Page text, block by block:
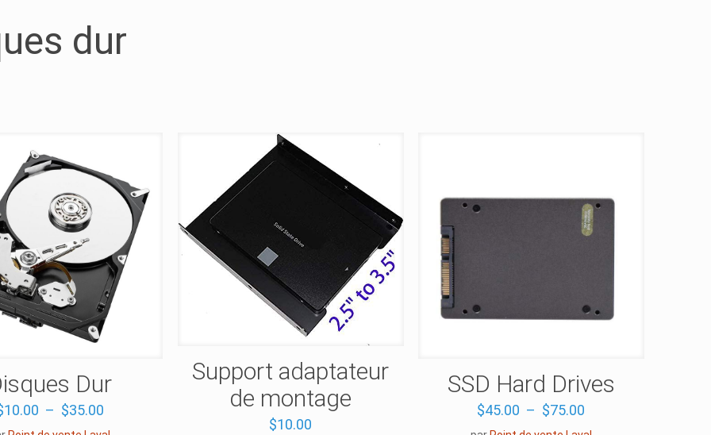
dur
Dur
10.00 – $35.00Plage
de
Support adaptateur
de montage
$10.00
SSD Hard Drives
$45.00 – $75.00
de